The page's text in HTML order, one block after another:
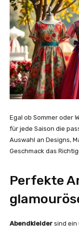
Egal ob Sommer oder
für jede Saison die
Auswahl an Designs,
Geschmack das
Perfekte
Abendkleider sind ein